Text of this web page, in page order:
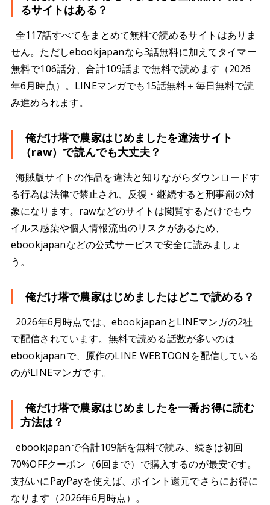
るサイトはある？
全117話すべてをまとめて無料で読めるサイトはありま
せん。ただしebookjapanなら3話無料に加えてタイマー
無料で106話分、合計109話まで無料で読めます（2026
年6月時点）。LINEマンガでも15話無料＋毎日無料で読
み進められます。
俺だけ塔で農家はじめましたを違法サイト
（raw）で読んでも大丈夫？
海賊版サイトの作品を違法と知りながらダウンロードす
る行為は法律で禁止され、反復・継続すると刑事罰の対
象になります。rawなどのサイトは閲覧するだけでもウ
イルス感染や個人情報流出のリスクがあるため、
ebookjapanなどの公式サービスで安全に読みましょ
う。
俺だけ塔で農家はじめましたはどこで読める？
2026年6月時点では、ebookjapanとLINEマンガの2社
で配信されています。無料で読める話数が多いのは
ebookjapanで、原作のLINE WEBTOONを配信している
のがLINEマンガです。
俺だけ塔で農家はじめましたを一番お得に読む
方法は？
ebookjapanで合計109話を無料で読み、続きは初回
70%OFFクーポン（6回まで）で購入するのが最安です。
支払いにPayPayを使えば、ポイント還元でさらにお得に
なります（2026年6月時点）。